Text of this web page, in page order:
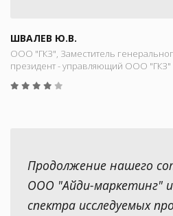
ШВАЛЕВ Ю.В.
ООО "ГКЗ", Заместитель
президент - управляющий ООО "ГКЗ"
Продолжение нашего
ООО "Айди-маркетинг"
спектра исследуемых